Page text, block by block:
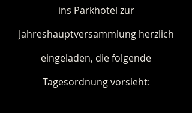
ins Parkhotel zur
Jahreshauptversammlung herzlich
eingeladen, die folgende
Tagesordnung vorsieht: